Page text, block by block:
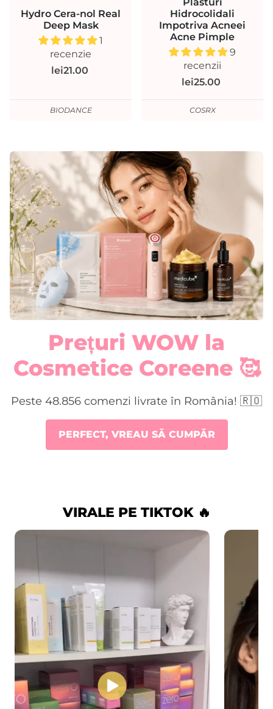
Hydro Cera-nol Real
Deep Mask
1
recenzie
lei21.00
BIODANCE
Hidrocolidali
Impotriva Acneei
Acne Pimple
9
recenzii
lei25.00
COSRX
Prețuri WOW la
Cosmetice Coreene 🥰
Peste 48.856 comenzi livrate în România! 🇷🇴
PERFECT, VREAU SĂ CUMPĂR
VIRALE PE TIKTOK 🔥